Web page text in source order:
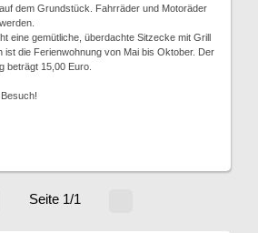
dem Grundstück. Fahrräder und Motoräder
eine gemütliche, überdachte Sitzecke mit Grill
ist die Ferienwohnung von Mai bis Oktober. Der
beträgt 15,00 Euro.
Seite 1/1